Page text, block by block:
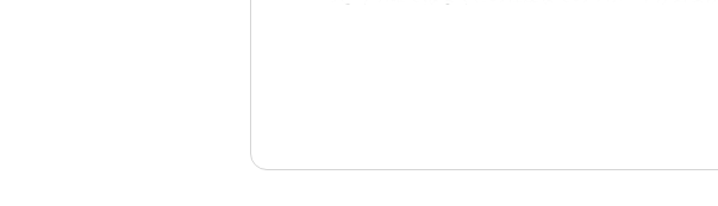
施設の各スタッフ全員が適宜きめ細やかに症状な
リーシェ亀田向陽の評価